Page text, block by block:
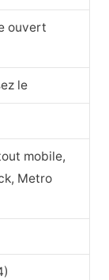
ouvert
le
mobile,
Metro